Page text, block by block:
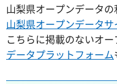
山梨県オープンデータの
山梨県オープンデータサ
こちらに掲載のないオー
データプラットフォーム